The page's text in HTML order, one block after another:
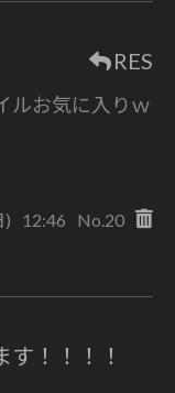
RES
ルお気に入りｗ
) 12:46 No.20
！！！！